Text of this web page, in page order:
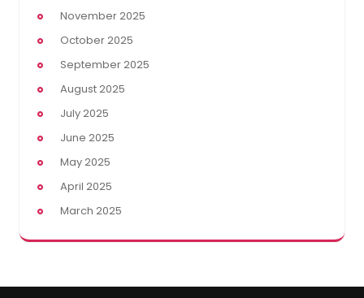
November 2025
October 2025
September 2025
August 2025
July 2025
June 2025
May 2025
April 2025
March 2025